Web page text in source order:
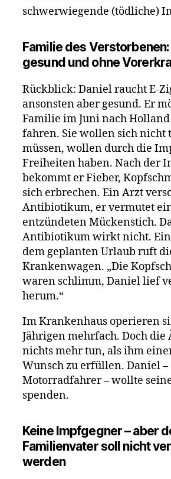
schwerwiegende (tödliche)
Familie des
gesund und ohne
Rückblick: Daniel raucht E-
ansonsten aber gesund. Er
Familie im Juni nach
fahren. Sie wollen sich nicht
müssen, wollen durch die
Freiheiten haben. Nach der
bekommt er Fieber,
sich erbrechen. Ein Arzt
Antibiotikum, er vermutet
entzündeten Mückenstich.
Antibiotikum wirkt nicht.
dem geplanten Urlaub ruft
Krankenwagen. „Die
waren schlimm, Daniel lief
herum.“
Im Krankenhaus operieren
Jährigen mehrfach. Doch
nichts mehr tun, als ihm
Wunsch zu erfüllen. Daniel –
Motorradfahrer – wollte
spenden.
Keine Impfgegner – aber
Familienvater soll nicht
werden